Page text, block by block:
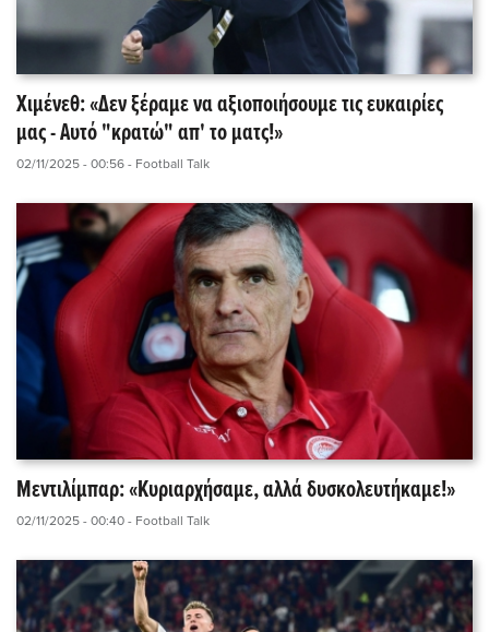
Χιμένεθ: «Δεν ξέραμε να αξιοποιήσουμε τις ευκαιρίες
μας - Αυτό "κρατώ" απ' το ματς!»
02/11/2025 - 00:56 - Football Talk
Μεντιλίμπαρ: «Κυριαρχήσαμε, αλλά δυσκολευτήκαμε!»
02/11/2025 - 00:40 - Football Talk